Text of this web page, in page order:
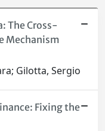
The Cross-
Mechanism
Gilotta, Sergio
Fixing the